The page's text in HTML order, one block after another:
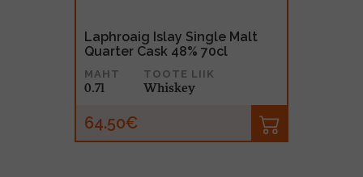
Laphroaig Islay Single Malt
Quarter Cask 48% 70cl
MAHT
0.7l
TOOTE LIIK
Whiskey
64.50€